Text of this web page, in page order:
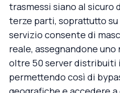
trasmessi siano al sicuro
terze parti, soprattutto
servizio consente di
reale, assegnandone uno
oltre 50 server distribuiti
permettendo così di